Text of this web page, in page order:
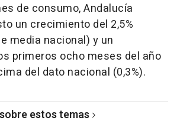
de consumo, Andalucía
un crecimiento del 2,5%
media nacional) y un
primeros ocho meses del año
del dato nacional (0,3%).
estos temas